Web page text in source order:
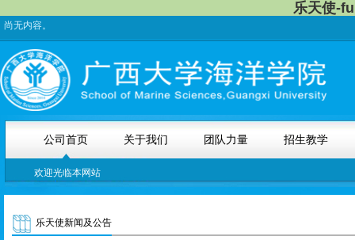
乐天使-
尚无内容。
公司首页 关于我们 团队力量 招生教学
欢迎光临本网站
乐天使新闻及公告